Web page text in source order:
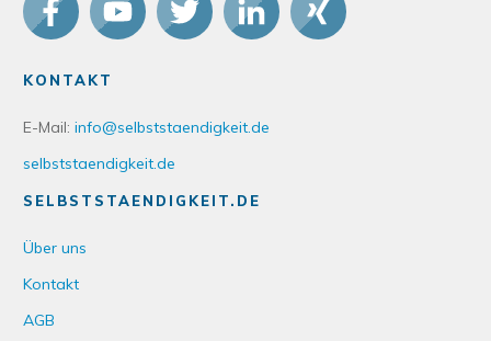
KONTAKT
E-Mail: info@selbststaendigkeit.de
selbststaendigkeit.de
SELBSTSTAENDIGKEIT.DE
Über uns
Kontakt
AGB